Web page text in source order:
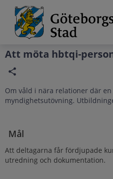
Grade
Portal
Att möta hbtqi-
Om våld i nära relationer där
myndighetsutövning.
Mål
Att deltagarna får fördjupade
utredning och dokumentation.